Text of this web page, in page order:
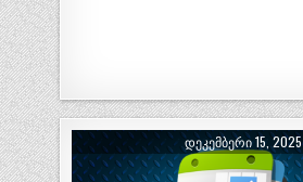
ᲓᲔᲙᲔᲛᲑᲔᲠᲘ 15, 2025